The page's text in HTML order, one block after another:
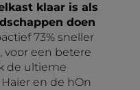
klaar is als
doen
73% sneller
voor een betere
de ultieme
en de hOn